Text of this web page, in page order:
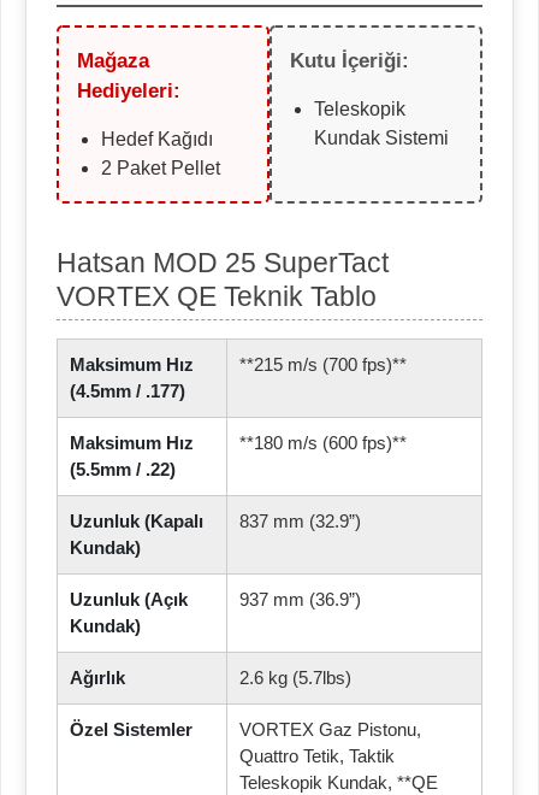
Mağaza
Hediyeleri:
Hedef Kağıdı
2 Paket Pellet
Kutu İçeriği:
Teleskopik
Kundak Sistemi
Hatsan MOD 25 SuperTact
VORTEX QE Teknik Tablo
Maksimum Hız
(4.5mm / .177)
**215 m/s (700 fps)**
Maksimum Hız
(5.5mm / .22)
**180 m/s (600 fps)**
Uzunluk (Kapalı
Kundak)
837 mm (32.9”)
Uzunluk (Açık
Kundak)
937 mm (36.9”)
Ağırlık 2.6 kg (5.7lbs)
Özel Sistemler
VORTEX Gaz Pistonu,
Quattro Tetik, Taktik
Teleskopik Kundak, **QE